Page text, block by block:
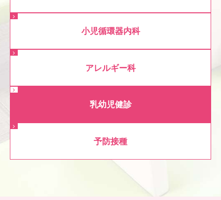
小児循環器内科
アレルギー科
乳幼児健診
予防接種